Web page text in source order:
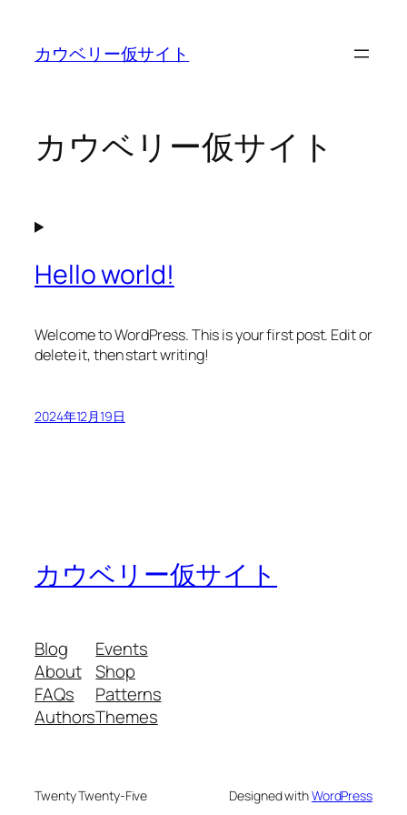
カウベリー仮サイト
カウベリー仮サイト
Hello world!
Welcome to WordPress. This is your first post. Edit or
delete it, then start writing!
2024年12月19日
カウベリー仮サイト
Blog
About
FAQs
Authors
Events
Shop
Patterns
Themes
Twenty Twenty-Five Designed withWordPress